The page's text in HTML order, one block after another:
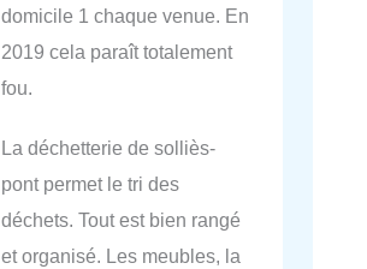
domicile 1 chaque venue. En
2019 cela paraît totalement
fou.
La déchetterie de solliès-
pont permet le tri des
déchets. Tout est bien rangé
et organisé. Les meubles, la